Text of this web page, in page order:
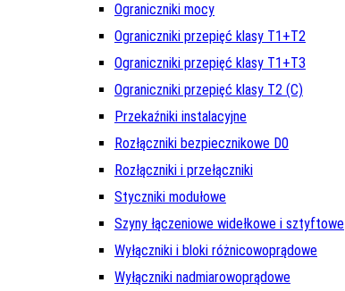
Ograniczniki mocy
Ograniczniki przepięć klasy T1+T2
Ograniczniki przepięć klasy T1+T3
Ograniczniki przepięć klasy T2 (C)
Przekaźniki instalacyjne
Rozłączniki bezpiecznikowe D0
Rozłączniki i przełączniki
Styczniki modułowe
Szyny łączeniowe widełkowe i sztyftowe
Wyłączniki i bloki różnicowoprądowe
Wyłączniki nadmiarowoprądowe